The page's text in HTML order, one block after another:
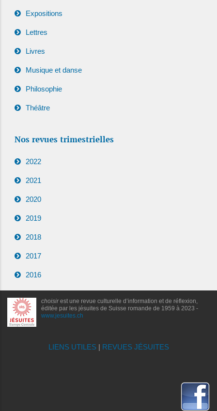
Expositions
Lettres
Livres
Musique et danse
Philosophie
Théâtre
Nos revues trimestrielles
2022
2021
2020
2019
2018
2017
2016
choisirest une revue culturelle d’information et de réflexion,
éditée par les jésuites de Suisse romande de 1959 à 2023 -
www.jesuites.ch
LIENS UTILES| REVUES JÉSUITES